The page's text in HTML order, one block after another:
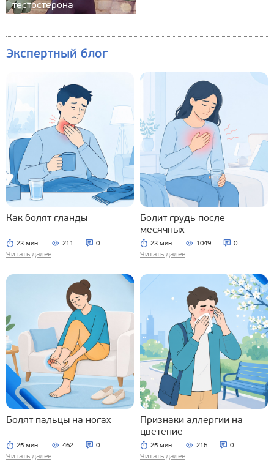
тестостерона
Экспертный блог
Как болят гланды
23 мин. 211 0
Читать далее
Болит грудь после
месячных
23 мин. 1049 0
Читать далее
Болят пальцы на ногах
25 мин. 462 0
Читать далее
Признаки аллергии на
цветение
25 мин. 216 0
Читать далее